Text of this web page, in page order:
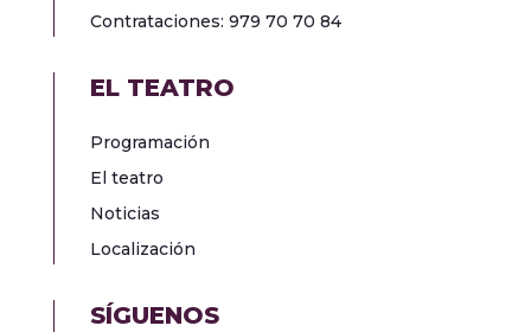
Contrataciones: 979 70 70 84
EL TEATRO
Programación
El teatro
Noticias
Localización
SÍGUENOS